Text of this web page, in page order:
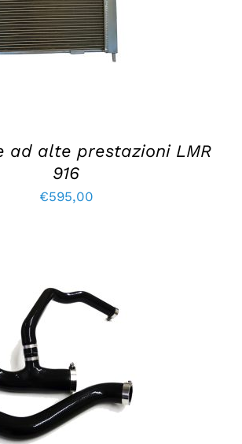
DETTAGLI
ad alte prestazioni LMR
916
€595,00
AL CARRELLO
DETTAGLI